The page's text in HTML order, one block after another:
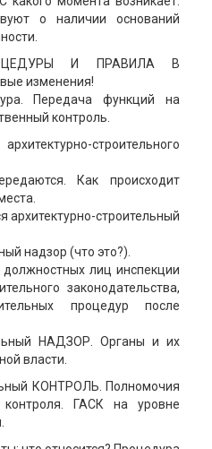
о наличии оснований
И ПРАВИЛА В
изменения!
Передача функций на
контроль.
строительного
Как происходит
архитектурно-строительный
надзор (что это?).
лиц инспекции
законодательства,
процедур после
НАДЗОР. Органы и их
власти.
КОНТРОЛЬ. Полномочия
ГАСК на уровне